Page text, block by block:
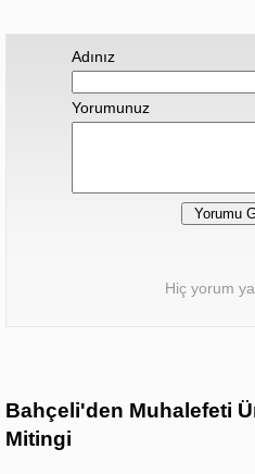
Adınız
Yorumunuz
Hiç yorum
Bahçeli'den Muhalefeti
Mitingi